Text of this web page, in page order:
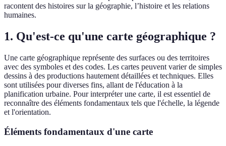
racontent des histoires sur la géographie, l’histoire et les relations
humaines.
1. Qu'est-ce qu'une carte géographique ?
Une carte géographique représente des surfaces ou des territoires
avec des symboles et des codes. Les cartes peuvent varier de simples
dessins à des productions hautement détaillées et techniques. Elles
sont utilisées pour diverses fins, allant de l'éducation à la
planification urbaine. Pour interpréter une carte, il est essentiel de
reconnaître des éléments fondamentaux tels que l'échelle, la légende
et l'orientation.
Éléments fondamentaux d'une carte